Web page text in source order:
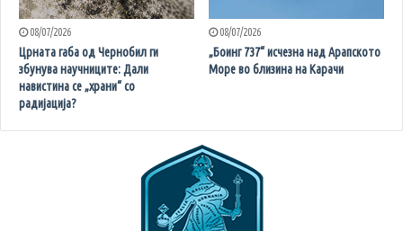
08/07/2026
Црната габа од Чернобил ги
збунува научниците: Дали
навистина се „храни“ со
радијација?
08/07/2026
„Боинг 737“ исчезна над Арапското
Море во близина на Карачи